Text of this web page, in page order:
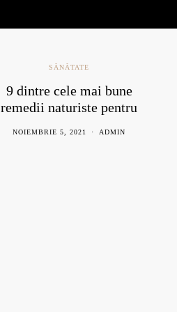
SĂNĂTATE
9 dintre cele mai bune
remedii naturiste pentru
NOIEMBRIE 5, 2021 ADMIN